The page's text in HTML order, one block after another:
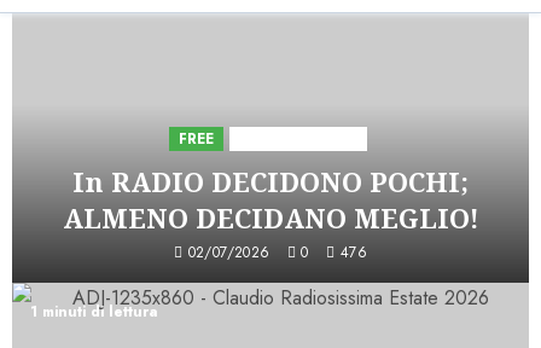
FREE
In RADIO DECIDONO POCHI;
ALMENO DECIDANO MEGLIO!
02/07/2026 0 476
1 minuti di lettura